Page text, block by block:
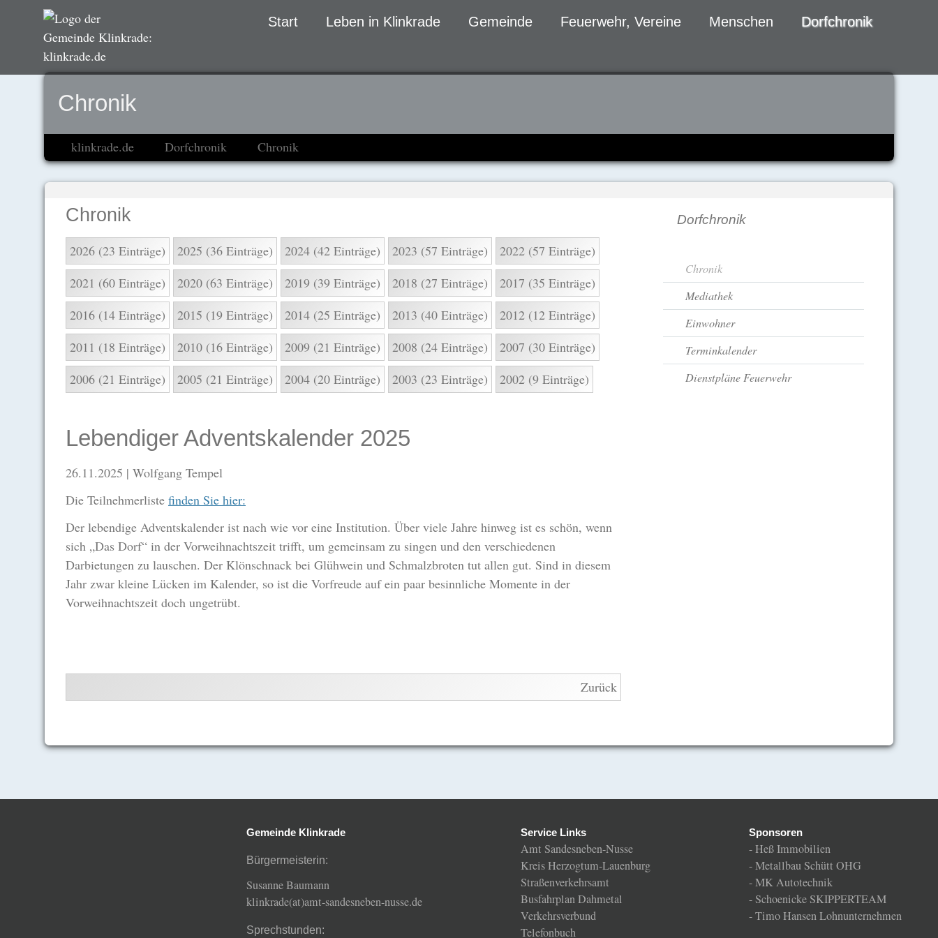
Navigation
Start Leben in Klinkrade Gemeinde Feuerwehr, Vereine Menschen Dorfchronik
Chronik
klinkrade.de Dorfchronik Chronik
Chronik
2026 (23 Einträge) 2025 (36 Einträge) 2024 (42 Einträge) 2023 (57 Einträge)
2022 (57 Einträge)
2021 (60 Einträge)
2020 (63 Einträge) 2019 (39 Einträge) 2018 (27 Einträge)
2017 (35 Einträge)
2016 (14 Einträge)
2015 (19 Einträge) 2014 (25 Einträge) 2013 (40 Einträge)
2012 (12 Einträge)
2011 (18 Einträge)
2010 (16 Einträge) 2009 (21 Einträge) 2008 (24 Einträge)
2007 (30 Einträge)
2006 (21 Einträge)
2005 (21 Einträge) 2004 (20 Einträge) 2003 (23 Einträge) 2002 (9 Einträge)
Lebendiger Adventskalender 2025
26.11.2025 | Wolfgang Tempel
Die Teilnehmerliste finden Sie hier:
Der lebendige Adventskalender ist nach wie vor eine Institution. Über viele Jahre hinweg ist es schön, wenn
sich „Das Dorf“ in der Vorweihnachtszeit trifft, um gemeinsam zu singen und den verschiedenen
Darbietungen zu lauschen. Der Klönschnack bei Glühwein und Schmalzbroten tut allen gut. Sind in diesem
Jahr zwar kleine Lücken im Kalender, so ist die Vorfreude auf ein paar besinnliche Momente in der
Vorweihnachtszeit doch ungetrübt.
Zurück
Dorfchronik
Navigation
überspringen
Chronik
Mediathek
Einwohner
Terminkalender
Dienstpläne Feuerwehr
Gemeinde Klinkrade
Bürgermeisterin:
Susanne Baumann
klinkrade(at)amt-sandesneben-nusse.de
Sprechstunden:
Service Links
Amt Sandesneben-Nusse
Kreis Herzogtum-Lauenburg
Straßenverkehrsamt
Busfahrplan Dahmetal
Verkehrsverbund
Telefonbuch
Sponsoren
-Heß Immobilien
-Metallbau Schütt OHG
-MK Autotechnik
- Schoenicke SKIPPERTEAM
-Timo Hansen Lohnunternehmen